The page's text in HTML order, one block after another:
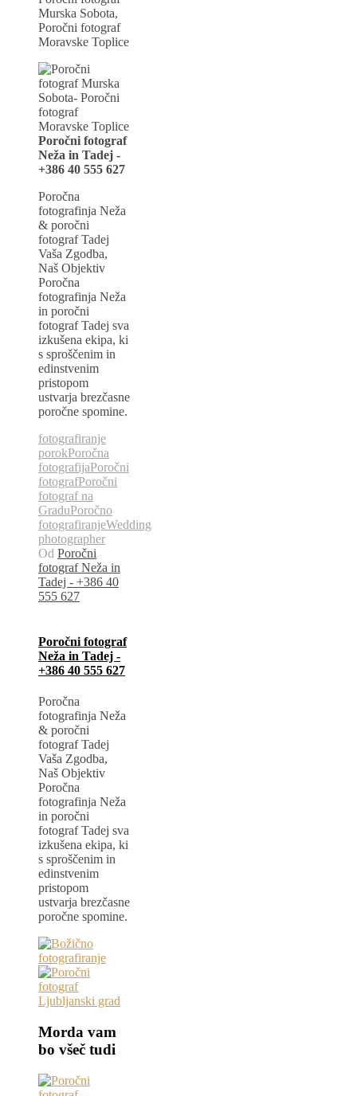
Murska Sobota,
Poročni fotograf
Moravske Toplice
Poročni fotograf
Neža in Tadej -
+386 40 555 627
Poročna
fotografinja Neža
& poročni
fotograf Tadej
Vaša Zgodba,
Naš Objektiv
Poročna
fotografinja Neža
in poročni
fotograf Tadej sva
izkušena ekipa, ki
s sproščenim in
edinstvenim
pristopom
ustvarja brezčasne
poročne spomine.
fotografiranje
porokPoročna
fotografijaPoročni
fotografPoročni
fotograf na
GraduPoročno
fotografiranjeWedding
photographer
Od Poročni
fotograf Neža in
Tadej - +386 40
555 627
Poročni fotograf
Neža in Tadej -
+386 40 555 627
Poročna
fotografinja Neža
& poročni
fotograf Tadej
Vaša Zgodba,
Naš Objektiv
Poročna
fotografinja Neža
in poročni
fotograf Tadej sva
izkušena ekipa, ki
s sproščenim in
edinstvenim
pristopom
ustvarja brezčasne
poročne spomine.
Morda vam
bo všeč tudi